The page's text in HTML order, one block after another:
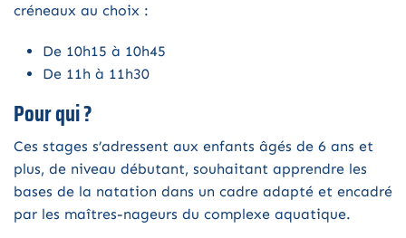
créneaux au choix :
De 10h15 à 10h45
De 11h à 11h30
Pour qui ?
Ces stages s’adressent aux enfants âgés de 6 ans et
plus, de niveau débutant, souhaitant apprendre les
bases de la natation dans un cadre adapté et encadré
par les maîtres-nageurs du complexe aquatique.